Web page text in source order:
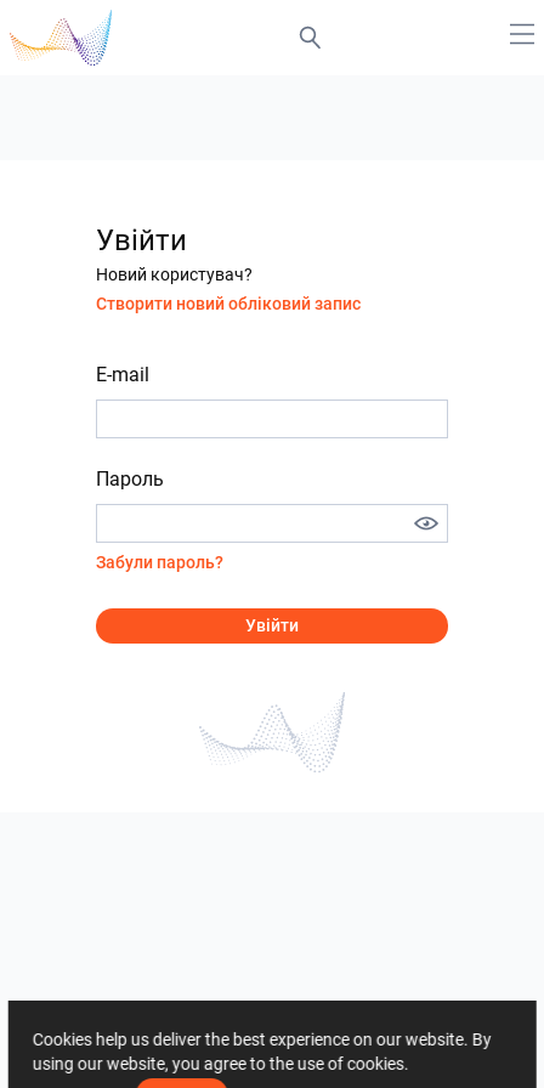
Увійти
Новий користувач?
Створити новий обліковий запис
E-mail
Пароль
Забули пароль?
Увійти
Cookies help us deliver the best experience on our website. By
using our website, you agree to the use of cookies.